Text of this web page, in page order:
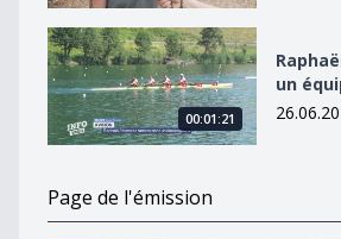
Raphaël Ahumada dans un
00:01:21
un
Page de l'émission